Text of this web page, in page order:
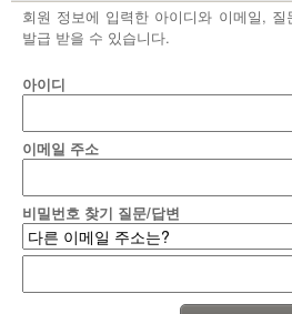
회원 정보에 입력한 아이디와 이메일,
발급 받을 수 있습니다.
아이디
이메일 주소
비밀번호 찾기 질문/답변
업무